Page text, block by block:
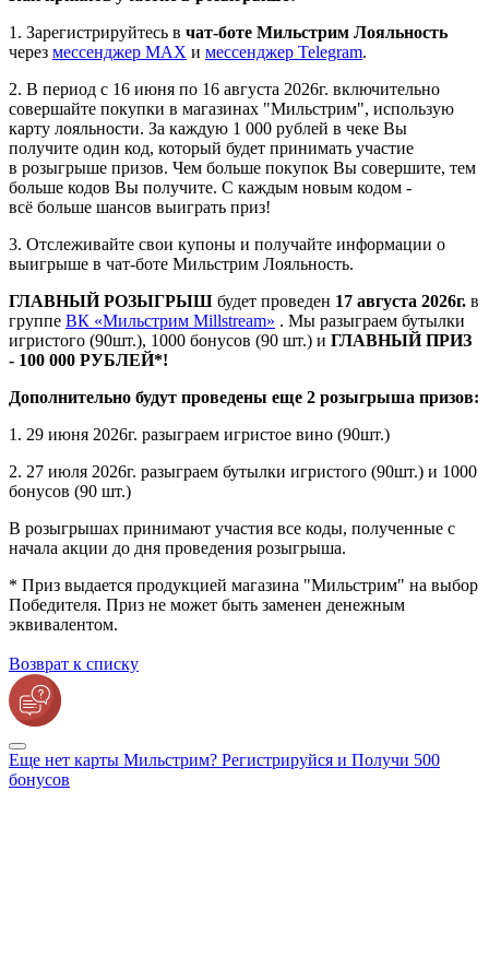
1. Зарегистрируйтесь в чат-боте Мильстрим Лояльность
через мессенджер МАХ и мессенджер Telegram.
2. В период с 16 июня по 16 августа 2026г. включительно
совершайте покупки в магазинах "Мильстрим", использую
карту лояльности. За каждую 1 000 рублей в чеке Вы
получите один код, который будет принимать участие
в розыгрыше призов. Чем больше покупок Вы совершите, тем
больше кодов Вы получите. С каждым новым кодом -
всё больше шансов выиграть приз!
3. Отслеживайте свои купоны и получайте информации о
выигрыше в чат-боте Мильстрим Лояльность.
ГЛАВНЫЙ РОЗЫГРЫШ будет проведен 17 августа 2026г. в
группе ВК «Мильстрим Millstream» . Мы разыграем бутылки
игристого (90шт.), 1000 бонусов (90 шт.) и ГЛАВНЫЙ ПРИЗ
- 100 000 РУБЛЕЙ*!
Дополнительно будут проведены еще 2 розыгрыша призов:
1. 29 июня 2026г. разыграем игристое вино (90шт.)
2. 27 июля 2026г. разыграем бутылки игристого (90шт.) и 1000
бонусов (90 шт.)
В розыгрышах принимают участия все коды, полученные с
начала акции до дня проведения розыгрыша.
* Приз выдается продукцией магазина "Мильстрим" на выбор
Победителя. Приз не может быть заменен денежным
эквивалентом.
Возврат к списку
Еще нет карты Мильстрим? Регистрируйся и Получи 500
бонусов